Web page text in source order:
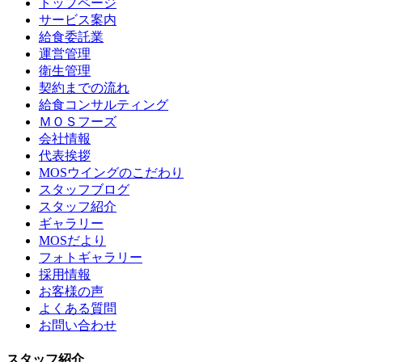
トップページ
サービス案内
給食委託業
運営管理
衛生管理
契約までの流れ
給食コンサルティング
ＭＯＳフーズ
会社情報
代表挨拶
MOSウイングのこだわり
スタッフブログ
スタッフ紹介
ギャラリー
MOSだより
フォトギャラリー
採用情報
お客様の声
よくある質問
お問い合わせ